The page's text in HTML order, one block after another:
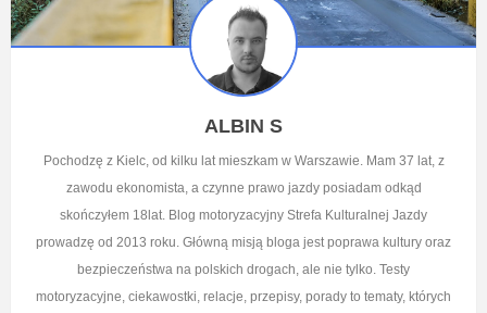
ALBIN S
Pochodzę z Kielc, od kilku lat mieszkam w Warszawie. Mam 37 lat, z
zawodu ekonomista, a czynne prawo jazdy posiadam odkąd
skończyłem 18lat. Blog motoryzacyjny Strefa Kulturalnej Jazdy
prowadzę od 2013 roku. Główną misją bloga jest poprawa kultury oraz
bezpieczeństwa na polskich drogach, ale nie tylko. Testy
motoryzacyjne, ciekawostki, relacje, przepisy, porady to tematy, których